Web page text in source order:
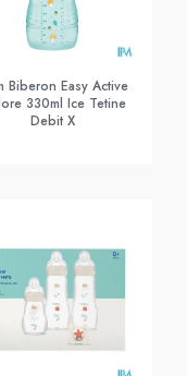
Biberon Easy Active
330ml Ice Tetine
Debit X